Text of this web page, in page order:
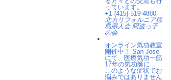
っています。
+1 (415) 519-4880
北カリフォルニア徳
島県人会 阿波っ子
の会
オンライン気功教室
開催中！ San Jose
にて、医療気功一筋
17年の気功師に...
このような症状でお
悩みではありません